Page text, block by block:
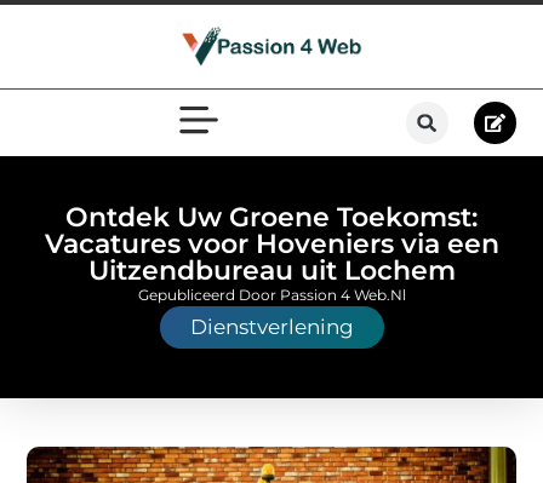
Ontdek Uw Groene Toekomst:
Vacatures voor Hoveniers via een
Uitzendbureau uit Lochem
Dienstverlening
Gepubliceerd Door Passion 4 Web.nl